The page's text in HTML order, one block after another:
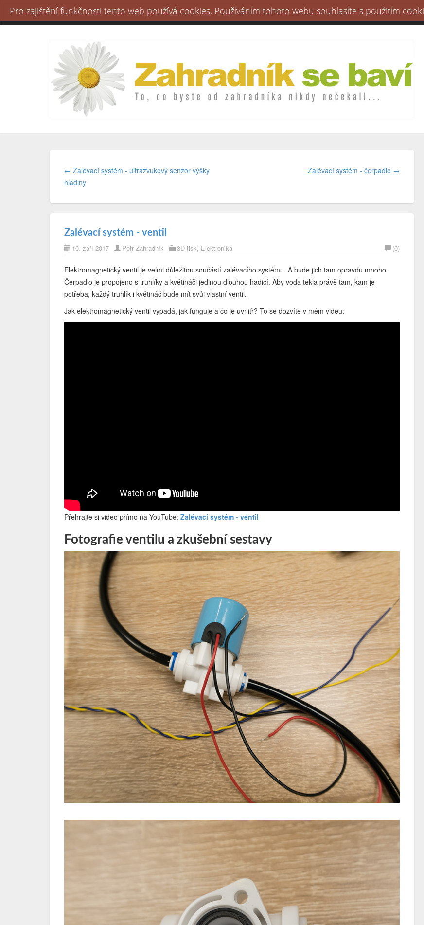
Hlavní Archív 3D tiskárna Rebel 2Z Kontaktní údaje
← Zalévací systém - ultrazvukový senzor výšky
hladiny
Zalévací systém - čerpadlo →
Zalévací systém - ventil
10. září 2017 Petr Zahradník 3D tisk, Elektronika (0)
Elektromagnetický ventil je velmi důležitou součástí zalévacího systému. A bude jich tam opravdu mnoho.
Čerpadlo je propojeno s truhlíky a květináči jedinou dlouhou hadicí. Aby voda tekla právě tam, kam je
potřeba, každý truhlík i květináč bude mít svůj vlastní ventil.
Jak elektromagnetický ventil vypadá, jak funguje a co je uvnitř? To se dozvíte v mém videu:
Přehrajte si video přímo na YouTube: Zalévací systém - ventil
Fotografie ventilu a zkušební sestavy
Pro zajištění funkčnosti tento web používá cookies. Používáním tohoto webu souhlasíte s použitím